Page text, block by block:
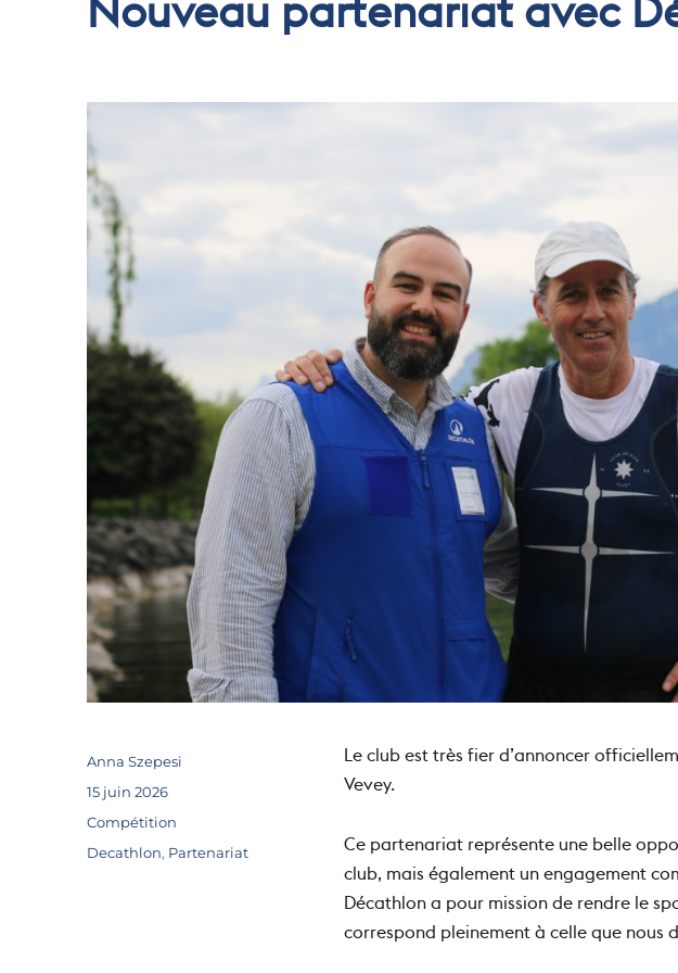
Nouveau partenariat avec
Le club est très fier d’annoncer
Vevey.
Ce partenariat représente une belle
club, mais également un engagement
Décathlon a pour mission de rendre le
correspond pleinement à celle que nous
Auteur
Anna Szepesi
Publié
le
15 juin 2026
Catégories
Compétition
Étiquettes
Decathlon, Partenariat